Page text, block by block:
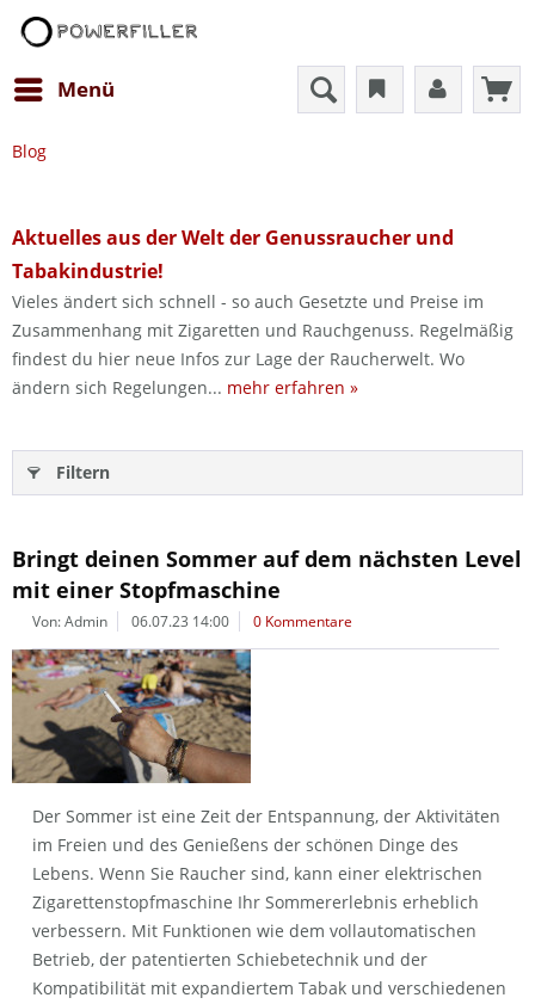
Menü
Blog
Aktuelles aus der Welt der Genussraucher und
Tabakindustrie!
Vieles ändert sich schnell - so auch Gesetzte und Preise im
Zusammenhang mit Zigaretten und Rauchgenuss. Regelmäßig
findest du hier neue Infos zur Lage der Raucherwelt. Wo
ändern sich Regelungen... mehr erfahren »
Filtern
Bringt deinen Sommer auf dem nächsten Level
mit einer Stopfmaschine
Von: Admin 06.07.23 14:00 0 Kommentare
Der Sommer ist eine Zeit der Entspannung, der Aktivitäten
im Freien und des Genießens der schönen Dinge des
Lebens. Wenn Sie Raucher sind, kann einer elektrischen
Zigarettenstopfmaschine Ihr Sommererlebnis erheblich
verbessern. Mit Funktionen wie dem vollautomatischen
Betrieb, der patentierten Schiebetechnik und der
Kompatibilität mit expandiertem Tabak und verschiedenen